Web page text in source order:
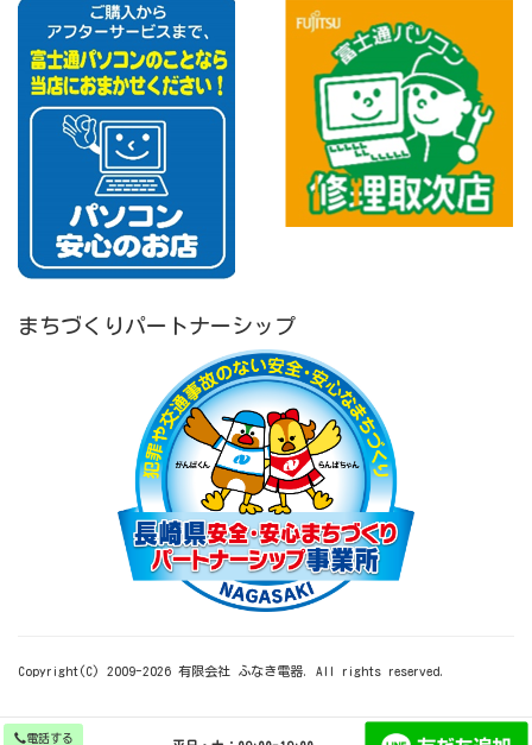
まちづくりパートナーシップ
Copyright(C) 2009-2026 有限会社 ふなき電器. All rights reserved.
電話する